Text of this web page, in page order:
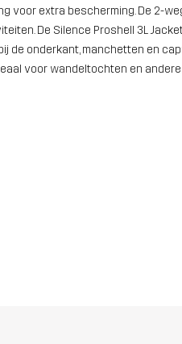
voor extra bescherming. De 2-
De Silence Proshell 3L
de onderkant, manchetten en
voor wandeltochten en